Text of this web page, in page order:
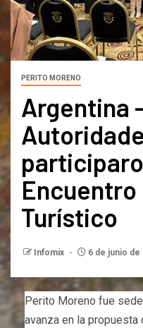
PERITO MORENO
Argentina
Turístico
Infomix 6 de junio de
Perito Moreno fue
avanza en la